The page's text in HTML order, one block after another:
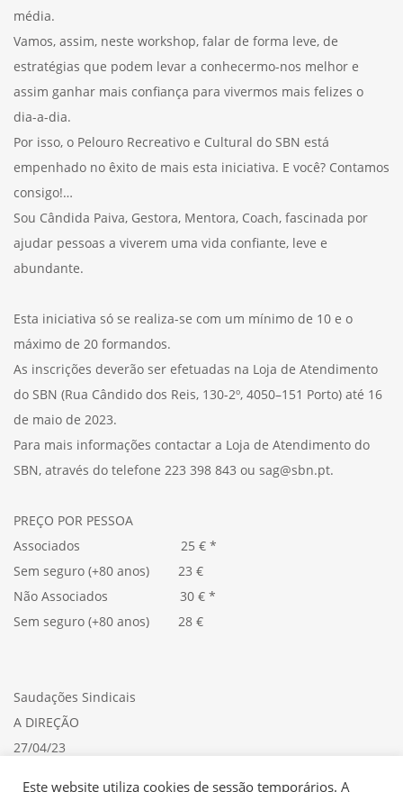
média.
Vamos, assim, neste workshop, falar de forma leve, de
estratégias que podem levar a conhecermo-nos melhor e
assim ganhar mais confiança para vivermos mais felizes o
dia-a-dia.
Por isso, o Pelouro Recreativo e Cultural do SBN está
empenhado no êxito de mais esta iniciativa. E você? Contamos
consigo!…
Sou Cândida Paiva, Gestora, Mentora, Coach, fascinada por
ajudar pessoas a viverem uma vida confiante, leve e
abundante.
Esta iniciativa só se realiza-se com um mínimo de 10 e o
máximo de 20 formandos.
As inscrições deverão ser efetuadas na Loja de Atendimento
do SBN (Rua Cândido dos Reis, 130-2º, 4050–151 Porto) até 16
de maio de 2023.
Para mais informações contactar a Loja de Atendimento do
SBN, através do telefone 223 398 843 ou sag@sbn.pt.
PREÇO POR PESSOA
Associados 25 € *
Sem seguro (+80 anos) 23 €
Não Associados 30 € *
Sem seguro (+80 anos) 28 €
Saudações Sindicais
A DIREÇÃO
27/04/23
Este website utiliza cookies de sessão temporários. A